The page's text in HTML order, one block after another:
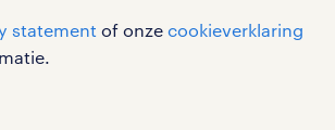
statement of onze cookieverklaring
FORWARD en SHAPING THE
zijn geregistreerde